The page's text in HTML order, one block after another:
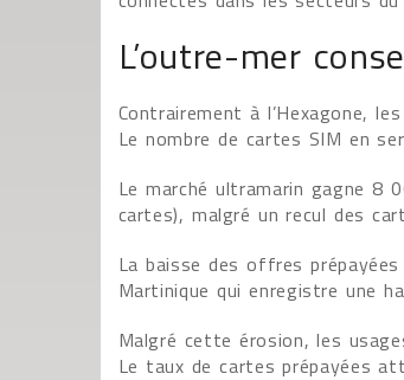
L’outre-mer
Contrairement à l’Hexagone,
Le nombre de cartes SIM en
Le marché ultramarin gagne
cartes), malgré un recul des
La baisse des offres
Martinique qui enregistre une
Malgré cette érosion, les
Le taux de cartes prépayées